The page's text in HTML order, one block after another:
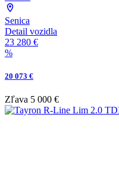
Senica
Detail vozidla
23 280 €
%
20 073 €
Zľava 5 000 €